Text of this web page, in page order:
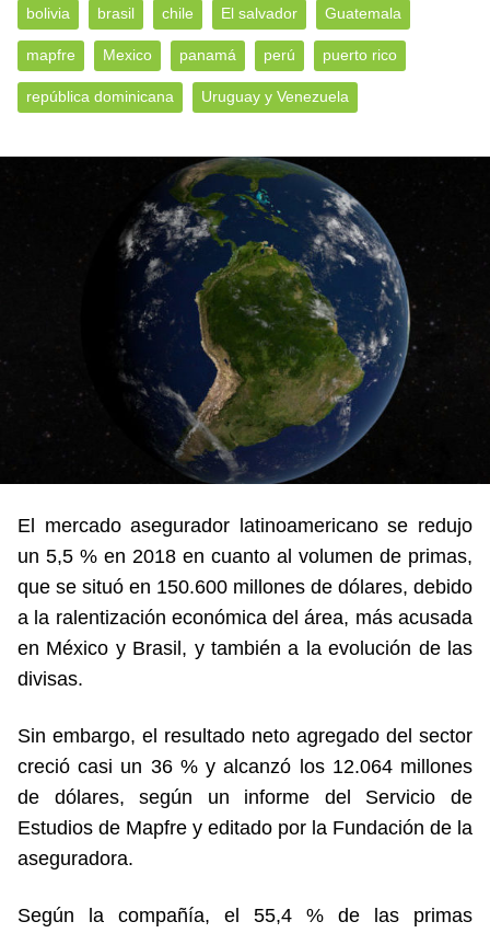
bolivia brasil chile El salvador Guatemala
mapfre Mexico panamá perú puerto rico
república dominicana Uruguay y Venezuela
El mercado asegurador latinoamericano se redujo
un 5,5 % en 2018 en cuanto al volumen de primas,
que se situó en 150.600 millones de dólares, debido
a la ralentización económica del área, más acusada
en México y Brasil, y también a la evolución de las
divisas.
Sin embargo, el resultado neto agregado del sector
creció casi un 36 % y alcanzó los 12.064 millones
de dólares, según un informe del Servicio de
Estudios de Mapfre y editado por la Fundación de la
aseguradora.
Según la compañía, el 55,4 % de las primas